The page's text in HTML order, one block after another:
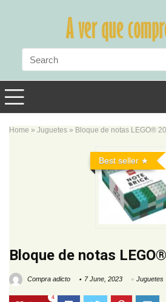
Home » Juguetes » Bloque de notas LEGO®
Best seller
Bloque de notas
Compra adicto 7 June, 2023 Juguetes
4